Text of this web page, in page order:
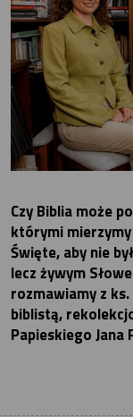
Czy Biblia może
którymi mierzymy
Święte, aby nie
lecz żywym
rozmawiamy z
biblistą,
Papieskiego Jana